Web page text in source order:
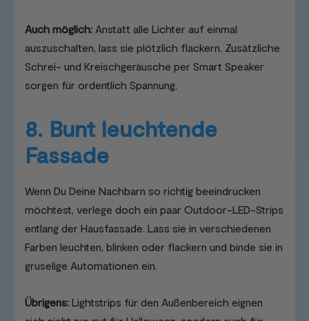
Auch möglich: Anstatt alle Lichter auf einmal
auszuschalten, lass sie plötzlich flackern. Zusätzliche
Schrei- und Kreischgeräusche per Smart Speaker
sorgen für ordentlich Spannung.
8. Bunt leuchtende
Fassade
Wenn Du Deine Nachbarn so richtig beeindrucken
möchtest, verlege doch ein paar Outdoor-LED-Strips
entlang der Hausfassade. Lass sie in verschiedenen
Farben leuchten, blinken oder flackern und binde sie in
gruselige Automationen ein.
Übrigens: Lightstrips für den Außenbereich eignen